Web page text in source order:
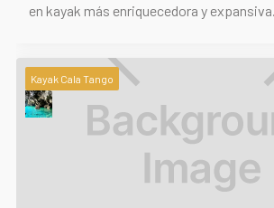
en kayak más enriquecedora y expansiva.
Kayak Cala Tango